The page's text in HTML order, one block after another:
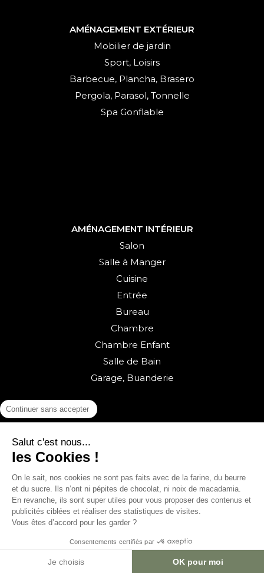
AMÉNAGEMENT EXTÉRIEUR
Mobilier de jardin
Sport, Loisirs
Barbecue, Plancha, Brasero
Pergola, Parasol, Tonnelle
Spa Gonflable
AMÉNAGEMENT INTÉRIEUR
Salon
Salle à Manger
Cuisine
Entrée
Bureau
Chambre
Chambre Enfant
Salle de Bain
Garage, Buanderie
Retour vers la boutique
© sweeek 2026
English (Anglais
Nederlands(Néerlandais)
Continuer sans accepter
Salut c'est nous...
les Cookies !
On le sait, nos cookies ne sont pas faits avec de la farine, du beurre
et du sucre. Ils n’ont ni pépites de chocolat, ni noix de macadamia.
En revanche, ils sont super utiles pour vous proposer des contenus et
publicités ciblées et réaliser des statistiques de visites.
Vous êtes d’accord pour les garder ?
Consentements certifiés par
Je choisis OK pour moi